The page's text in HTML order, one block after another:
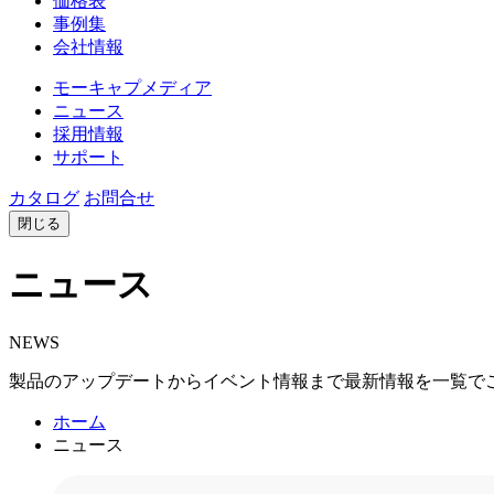
事例集
会社情報
モーキャプメディア
ニュース
採用情報
サポート
カタログ お問合せ
閉じる
ニュース
NEWS
製品のアップデートからイベント情報まで最新情報を一覧で
ホーム
ニュース